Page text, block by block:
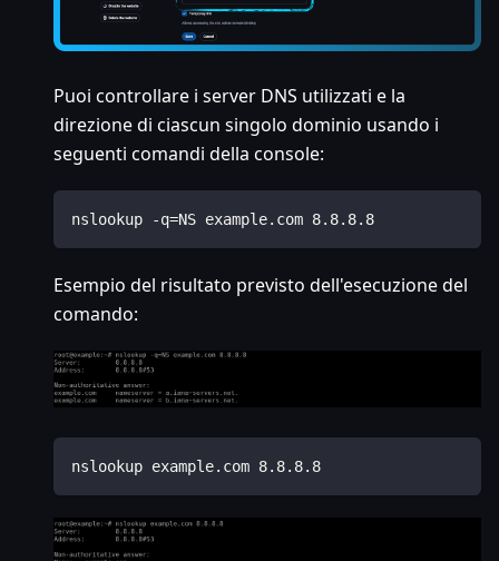
Puoi controllare i server DNS utilizzati e la
direzione di ciascun singolo dominio usando i
seguenti comandi della console:
nslookup -q=NS example.com 8.8.8.8
Esempio del risultato previsto dell'esecuzione del
comando:
nslookup example.com 8.8.8.8